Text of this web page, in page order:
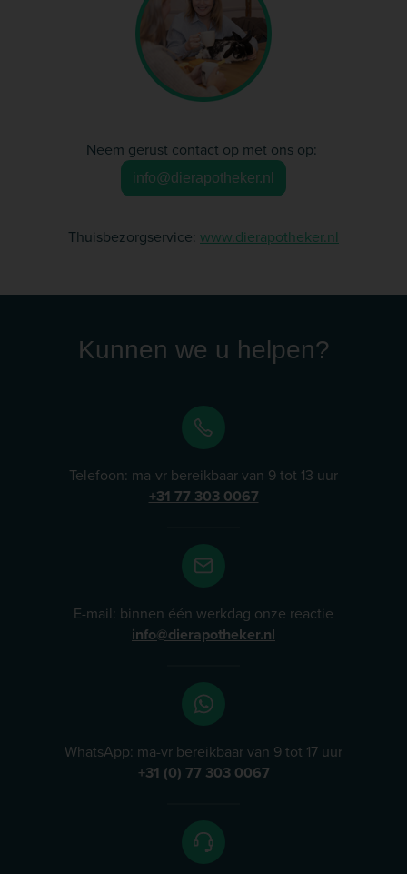
Neem gerust contact op met ons op:
info@dierapotheker.nl
Thuisbezorgservice: www.dierapotheker.nl
Kunnen we u helpen?
Telefoon: ma-vr bereikbaar van 9 tot 13 uur
+31 77 303 0067
E-mail: binnen één werkdag onze reactie
info@dierapotheker.nl
WhatsApp: ma-vr bereikbaar van 9 tot 17 uur
+31 (0) 77 303 0067